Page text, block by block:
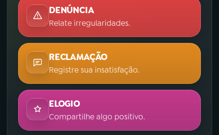
DENÚNCIA
Relate irregularidades.
RECLAMAÇÃO
Registre sua insatisfação.
ELOGIO
Compartilhe algo positivo.